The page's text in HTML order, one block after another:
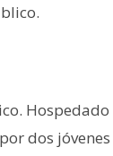
Hospedado
dos jóvenes